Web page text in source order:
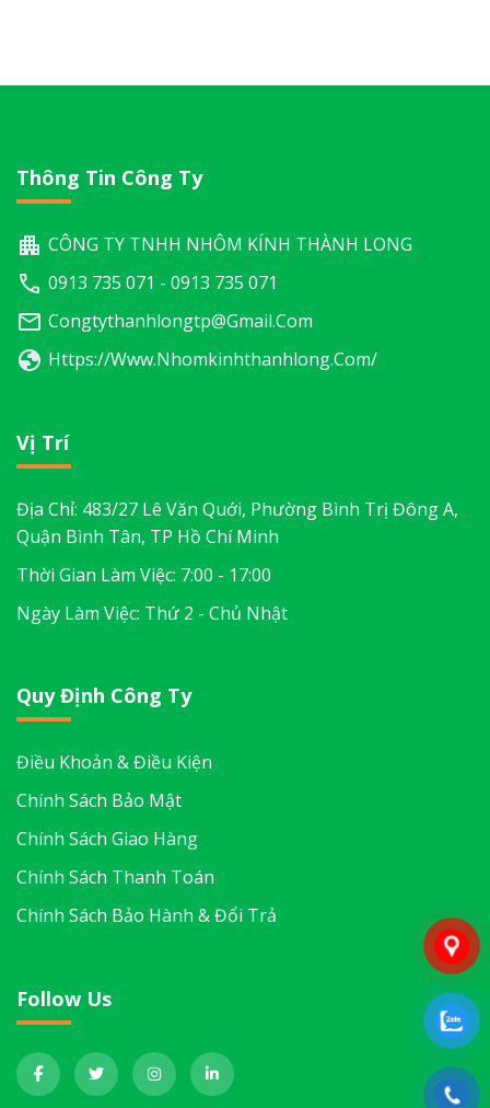
Thông Tin Công Ty
CÔNG TY TNHH NHÔM KÍNH THÀNH LONG
0913 735 071 - 0913 735 071
Congtythanhlongtp@gmail.com
Https://www.nhomkinhthanhlong.com/
Vị Trí
Địa Chỉ: 483/27 Lê Văn Quới, Phường Bình Trị Đông A,
Quận Bình Tân, TP Hồ Chí Minh
Thời Gian Làm Việc: 7:00 - 17:00
Ngày Làm Việc: Thứ 2 - Chủ Nhật
Quy Định Công Ty
Điều Khoản & Điều Kiện
Chính Sách Bảo Mật
Chính Sách Giao Hàng
Chính Sách Thanh Toán
Chính Sách Bảo Hành & Đổi Trả
Follow Us